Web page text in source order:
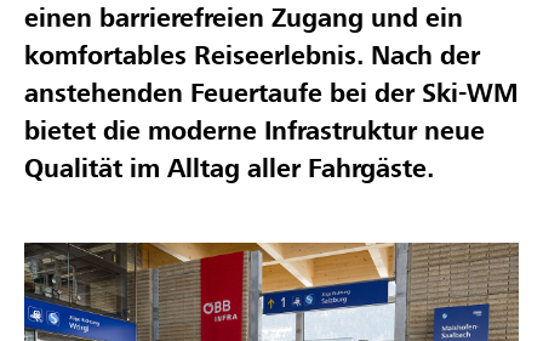
einen barrierefreien Zugang und ein
komfortables Reiseerlebnis. Nach der
anstehenden Feuertaufe bei der Ski-WM
bietet die moderne Infrastruktur neue
Qualität im Alltag aller Fahrgäste.